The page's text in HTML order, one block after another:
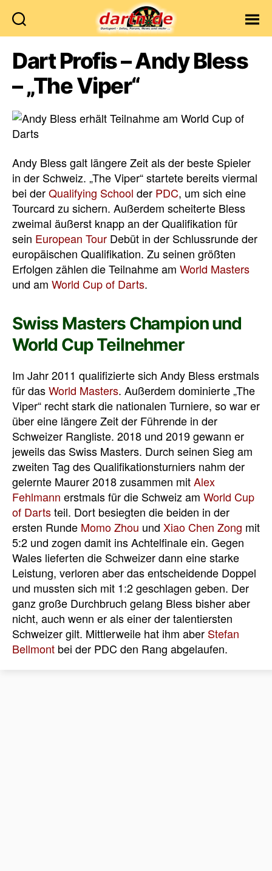
Dart Profis – Andy Bless
– „The Viper“
Andy Bless galt längere Zeit als der beste Spieler
in der Schweiz. „The Viper“ startete bereits viermal
bei derQualifying School der PDC, um sich eine
Tourcard zu sichern. Außerdem scheiterte Bless
zweimal äußerst knapp an der Qualifikation für
sein European Tour Debüt in der Schlussrunde der
europäischen Qualifikation. Zu seinen größten
Erfolgen zählen die Teilnahme am World Masters
und am World Cup of Darts.
Swiss Masters Champion und
World Cup Teilnehmer
Im Jahr 2011 qualifizierte sich Andy Bless erstmals
für dasWorld Masters. Außerdem dominierte „The
Viper“ recht stark die nationalen Turniere, so war er
über eine längere Zeit der Führende in der
Schweizer Rangliste. 2018 und 2019 gewann er
jeweils das Swiss Masters. Durch seinen Sieg am
zweiten Tag des Qualifikationsturniers nahm der
gelernte Maurer 2018 zusammen mitAlex
Fehlmann erstmals für die Schweiz am World Cup
of Dartsteil. Dort besiegten die beiden in der
ersten Runde Momo Zhou und Xiao Chen Zong mit
5:2 und zogen damit ins Achtelfinale ein. Gegen
Wales lieferten die Schweizer dann eine starke
Leistung, verloren aber das entscheidende Doppel
und mussten sich mit 1:2 geschlagen geben. Der
ganz große Durchbruch gelang Bless bisher aber
nicht, auch wenn er als einer der talentiersten
Schweizer gilt. Mittlerweile hat ihm aber Stefan
Bellmont bei der PDC den Rang abgelaufen.